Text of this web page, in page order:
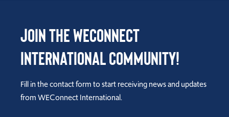
Join the WEConnect
International Community!
Fill in the contact form to start receiving news and updates
from WEConnect International.